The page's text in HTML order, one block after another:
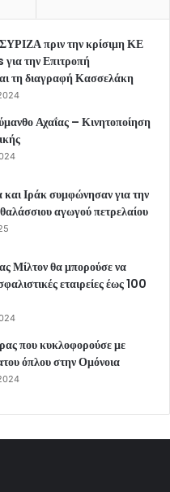
ΣΥΡΙΖΑ πριν την κρίσιμη ΚΕ
την Επιτροπή
τη διαγραφή Κασσελάκη
Αχαΐας – Κινητοποίηση
και Ιράκ συμφώνησαν για την
αγωγού πετρελαίου
Μίλτον θα μπορούσε να
εταιρείες έως 100
που κυκλοφορούσε με
όπλου στην Ομόνοια